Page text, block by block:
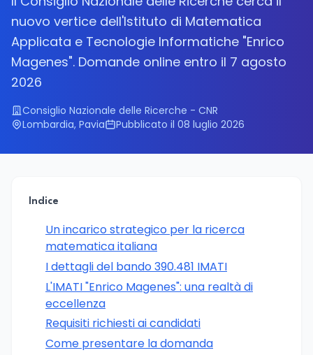
nuovo vertice dell'Istituto di Matematica
Applicata e Tecnologie Informatiche "Enrico
Magenes". Domande online entro il 7 agosto
2026
Consiglio Nazionale delle Ricerche - CNR
Lombardia, Pavia
Pubblicato il 08 luglio 2026
Indice
Un incarico strategico per la ricerca
matematica italiana
I dettagli del bando 390.481 IMATI
L'IMATI "Enrico Magenes": una realtà di
eccellenza
Requisiti richiesti ai candidati
Come presentare la domanda